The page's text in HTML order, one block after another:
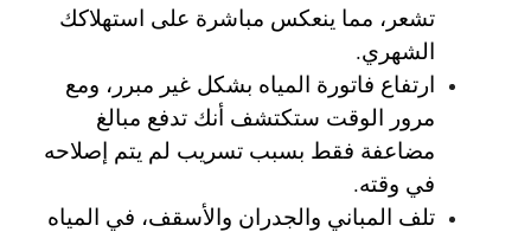
تشعر، مما ينعكس مباشرة على استهلاكك
الشهري.
ارتفاع فاتورة المياه بشكل غير مبرر، ومع
مرور الوقت ستكتشف أنك تدفع مبالغ
مضاعفة فقط بسبب تسريب لم يتم إصلاحه
في وقته.
تلف المباني والجدران والأسقف، في المياه